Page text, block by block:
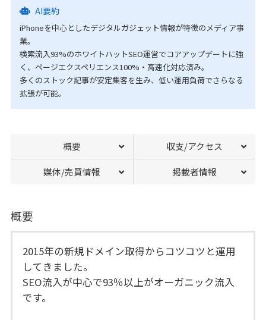
AI要約
iPhoneを中心としたデジタルガジェット情報が特徴のメディア事
業。
検索流入93%のホワイトハットSEO運営でコアアップデートに強
く、ページエクスペリエンス100%・高速化対応済み。
多くのストック記事が安定集客を生み、低い運用負荷でさらなる
拡張が可能。
概要 収支/アクセス
媒体/売買情報 掲載者情報
概要
2015年の新規ドメイン取得からコツコツと運用
してきました。
SEO流入が中心で93％以上がオーガニック流入
です。